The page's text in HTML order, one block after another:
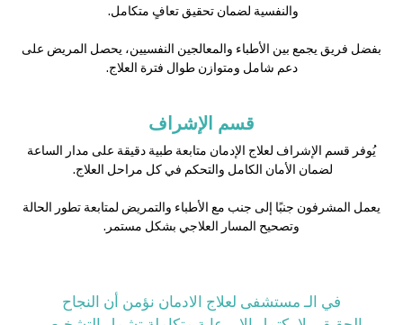
والنفسية لضمان تحقيق تعافٍ متكامل.
بفضل فريق يجمع بين الأطباء والمعالجين النفسيين، يحصل المريض على
دعم شامل ومتوازن طوال فترة العلاج.
قسم الإشراف
يُوفر قسم الإشراف لعلاج الإدمان متابعة طبية دقيقة على مدار الساعة
لضمان الأمان الكامل والتحكم في كل مراحل العلاج.
يعمل المشرفون جنبًا إلى جنب مع الأطباء والتمريض لمتابعة تطور الحالة
وتصحيح المسار العلاجي بشكل مستمر.
في الـ مستشفى لعلاج الادمان نؤمن أن النجاح